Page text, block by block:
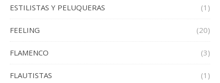
ESTILISTAS Y PELUQUERAS (1)
FEELING (20)
FLAMENCO (3)
FLAUTISTAS (1)